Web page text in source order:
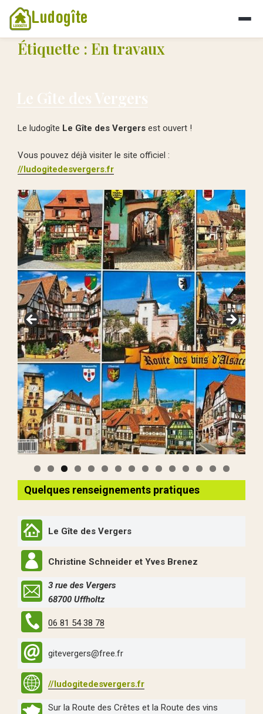
Ludogîte
Étiquette : En travaux
Le Gîte des Vergers
Le ludogîte Le Gîte des Vergers est ouvert !
Vous pouvez déjà visiter le site officiel :
//ludogitedesvergers.fr
Quelques renseignements pratiques
Le Gîte des Vergers
Christine Schneider et Yves Brenez
3 rue des Vergers
68700 Uffholtz
06 81 54 38 78
gitevergers@free.fr
//ludogitedesvergers.fr
Sur la Route des Crêtes et la Route des vins